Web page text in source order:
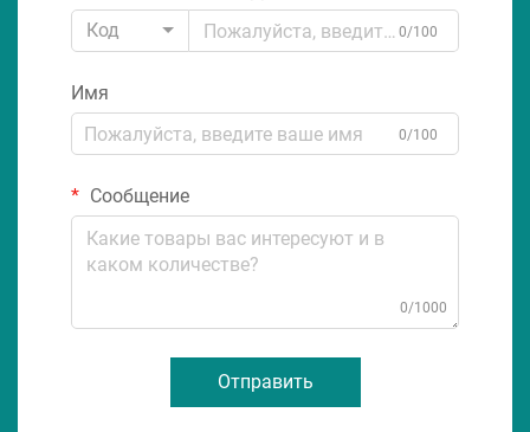
Код
0/100
Имя
0/100
Сообщение
0/1000
Отправить